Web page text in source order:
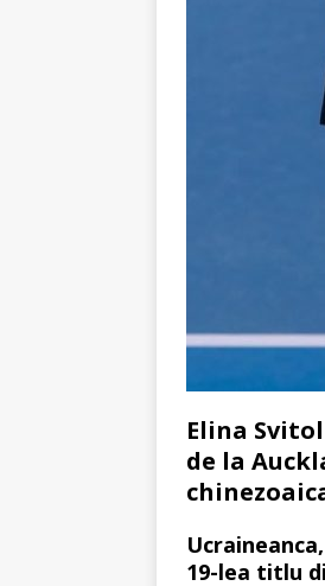
Elina
de la
19-lea titlu